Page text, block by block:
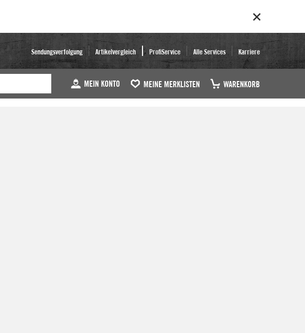
Sendungsverfolgung Artikelvergleich ProfiService Alle Services Karriere
MEIN KONTO MEINE MERKLISTEN WARENKORB